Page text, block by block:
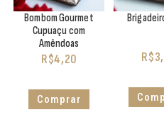
Bombom Gourmet
Cupuaçu com
Amêndoas
R$4,20
Comprar
R$